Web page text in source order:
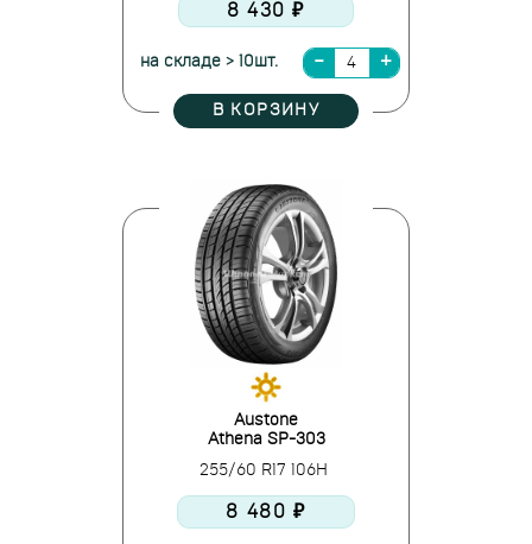
8 430 ₽
на складе > 10шт.
В КОРЗИНУ
Austone
Athena SP-303
255/60 R17 106H
8 480 ₽